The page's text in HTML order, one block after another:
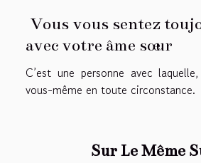
Vous vous sentez
avec votre âme sœur
C’est une personne avec
vous-même en toute circonstance.
Sur Le Même